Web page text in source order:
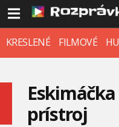
KRESLENÉ FILMOVÉ
prístroj